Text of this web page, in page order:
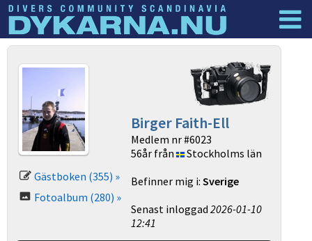
Dyknyheter Logga in
Gästboken (355) »
Fotoalbum (280) »
Birger Faith-Ell
Medlem nr #6023
56år från
Stockholms län
Befinner mig i:Sverige
Senast inloggad2026-01-10
12:41